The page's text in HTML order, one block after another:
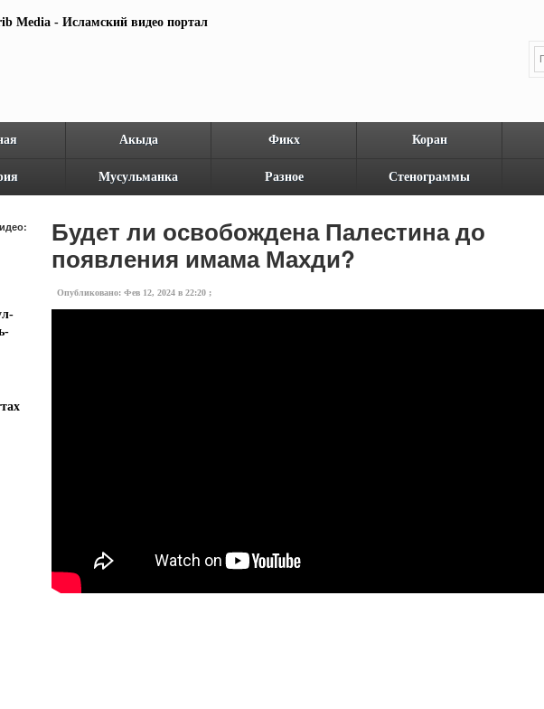
Акыда Фикх Коран
Мусульманка Разное Стенограммы
Будет ли освобождена Палестина до
появления имама Махди?
Опубликовано: Фев 12, 2024 в 22:20 ;